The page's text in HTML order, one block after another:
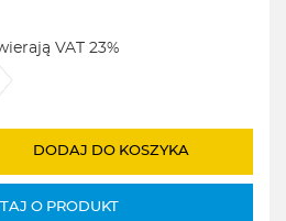
VAT 23%
DODAJ DO KOSZYKA
O PRODUKT